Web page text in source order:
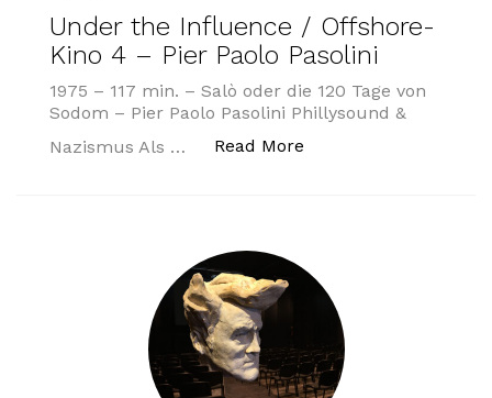
Under the Influence / Offshore-
Kino 4 – Pier Paolo Pasolini
1975 – 117 min. – Salò oder die 120 Tage von
Sodom – Pier Paolo Pasolini Phillysound &
Nazismus Als …
Read More